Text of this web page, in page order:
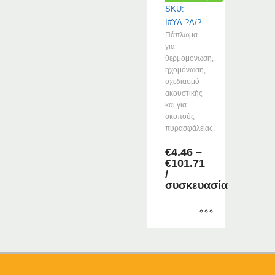
SKU:
I#YA-?A/?
Πάπλωμα
για
θερμομόνωση,
ηχομόνωση,
σχεδιασμό
ακουστικής
και για
σκοπούς
πυρασφάλειας.
€4.46 –
€101.71
€4.46
€101.71
/
συσκευασία